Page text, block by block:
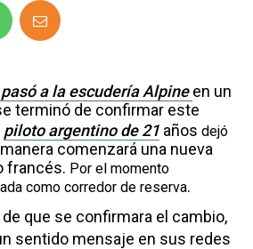
a la escudería Alpineen un
terminó de confirmar este
piloto argentino de 21 años dejó
comenzará una nueva
francés. Por el momento
como corredor de reserva.
que se confirmara el cambio,
sentido mensaje en sus redes